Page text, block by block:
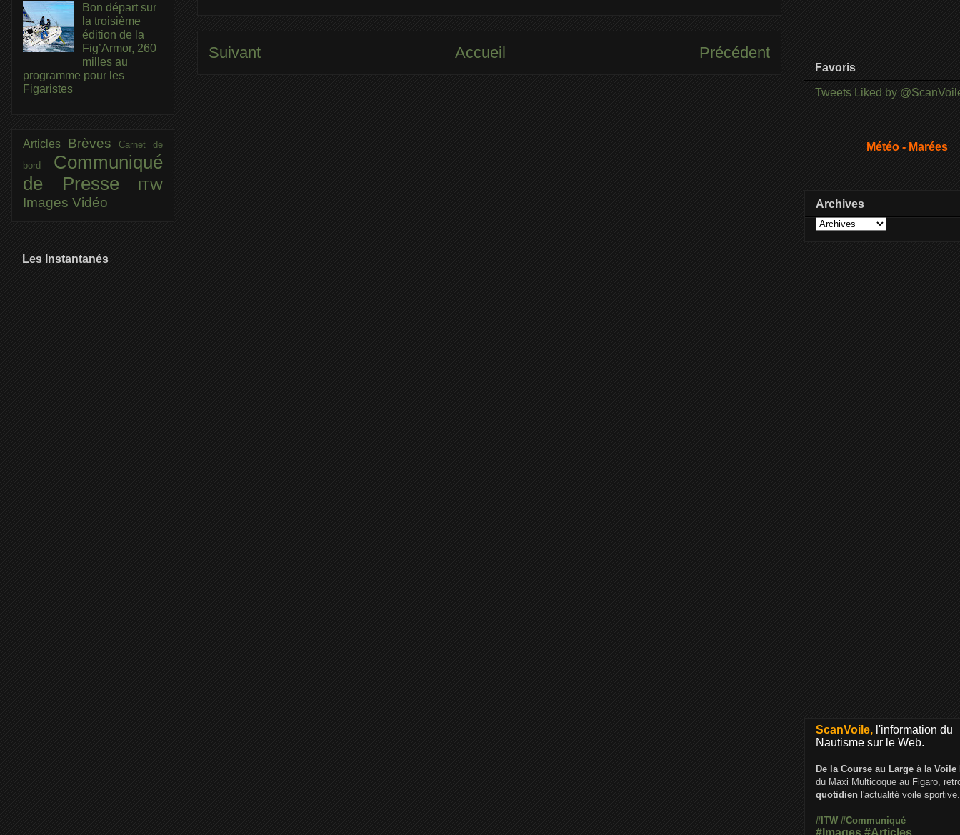
Suivant Précédent
Accueil
Bon départ sur
la troisième
édition de la
Fig’Armor, 260
milles au
programme pour les
Figaristes
Articles BrèvesCarnet de
bord Communiqué
de Presse
ITW
Images Vidéo
Les Instantanés
Favoris
Tweets Liked by
Météo - Marées
Archives
ScanVoile, l'information du
Nautisme sur le Web.
De la Course au Large à la Voile
du Maxi Multicoque au Figaro,
quotidien l'actualité voile sportive.
#ITW #Communiqué
#Images #Articles